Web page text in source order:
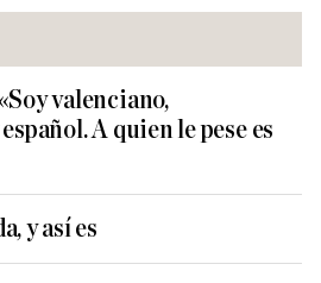
valenciano,
A quien le pese es
y así es